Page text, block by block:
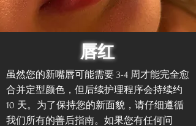
唇红
虽然您的新嘴唇可能需要 3-4 周才能完全愈
合并定型颜色，但后续护理程序会持续约
10 天。为了保持您的新面貌，请仔细遵循
我们所有的善后指南。如果您有任何问